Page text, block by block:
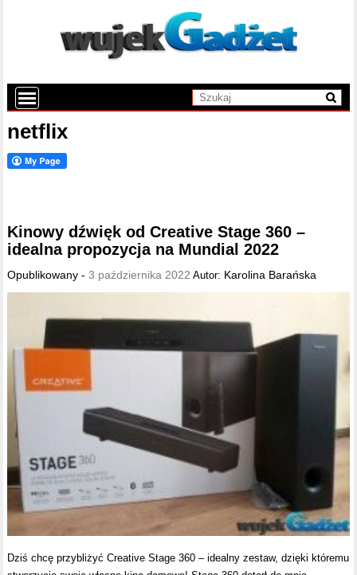
netflix
Kinowy dźwięk od Creative Stage 360 –
idealna propozycja na Mundial 2022
Opublikowany -3 października 2022 Autor: Karolina Barańska
Dziś chcę przybliżyć Creative Stage 360 – idealny zestaw, dzięki któremu